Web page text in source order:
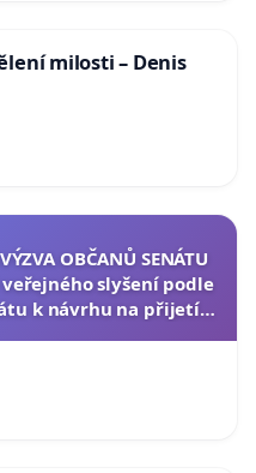
milosti – Denis
OBČANŮ SENÁTU
veřejného slyšení podle
k návrhu na přijetí